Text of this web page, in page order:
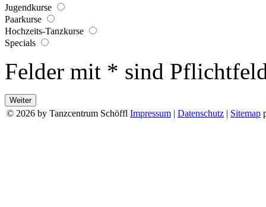
Jugendkurse
Paarkurse
Hochzeits-Tanzkurse
Specials
Felder mit * sind
© 2026 by Tanzcentrum Schöffl Impressum Datenschutz Sitemap